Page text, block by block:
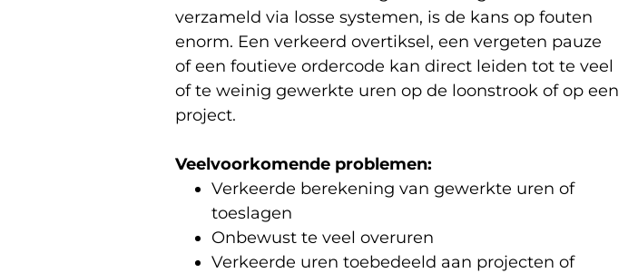
verzameld via losse systemen, is de kans op fouten
enorm. Een verkeerd overtiksel, een vergeten pauze
of een foutieve ordercode kan direct leiden tot te veel
of te weinig gewerkte uren op de loonstrook of op een
project.
Veelvoorkomende problemen:
Verkeerde berekening van gewerkte uren of
toeslagen
Onbewust te veel overuren
Verkeerde uren toebedeeld aan projecten of